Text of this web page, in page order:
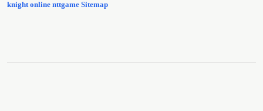
knight online nttgame Sitemap